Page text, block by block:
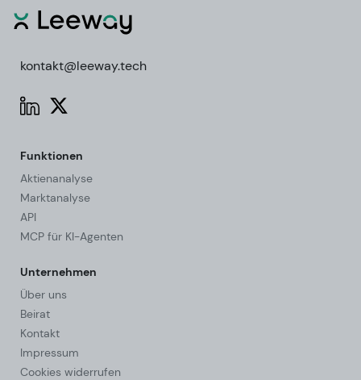
kontakt@leeway.tech
Funktionen
Aktienanalyse
Marktanalyse
API
MCP für KI-Agenten
Unternehmen
Über uns
Beirat
Kontakt
Impressum
Cookies widerrufen